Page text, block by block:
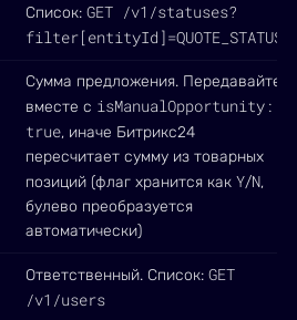
Список: GET /v1/statuses?
filter[entityId]=QUOTE_STATUS
Сумма предложения. Передавайте
вместе с isManualOpportunity:
true, иначе Битрикс24
пересчитает сумму из товарных
позиций (флаг хранится как Y/N,
булево преобразуется
автоматически)
Ответственный. Список: GET
/v1/users